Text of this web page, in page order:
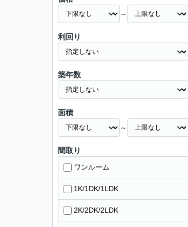
～
利回り
築年数
面積
～
間取り
ワンルーム
1K/1DK/1LDK
2K/2DK/2LDK